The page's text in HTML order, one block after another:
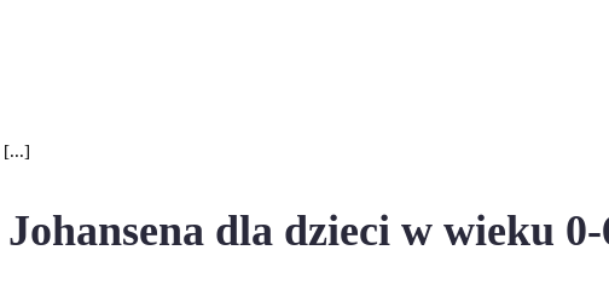
[...]
Johansena dla dzieci w wieku